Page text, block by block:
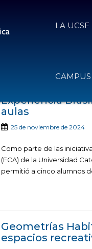
LA UCSF
Experiencia
aulas
25 de noviembre de 2024
Como parte de las
(FCA) de la Universidad
permitió a cinco alumnos
Geometrías
espacios